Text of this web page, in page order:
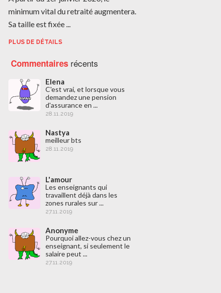
minimum vital du retraité augmentera.
Sa taille est fixée ...
PLUS DE DÉTAILS
Commentaires récents
Elena
C'est vrai, et lorsque vous
demandez une pension
d'assurance en ...
28.11.2019
Nastya
meilleur bts
28.11.2019
L'amour
Les enseignants qui
travaillent déjà dans les
zones rurales sur ...
27.11.2019
Anonyme
Pourquoi allez-vous chez un
enseignant, si seulement le
salaire peut ...
27.11.2019